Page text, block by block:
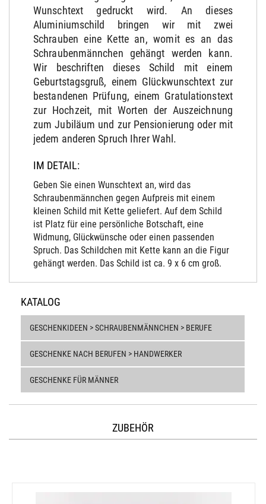
Wunschtext gedruckt wird. An dieses
Aluminiumschild bringen wir mit zwei
Schrauben eine Kette an, womit es an das
Schraubenmännchen gehängt werden kann.
Wir beschriften dieses Schild mit einem
Geburtstagsgruß, einem Glückwunschtext zur
bestandenen Prüfung, einem Gratulationstext
zur Hochzeit, mit Worten der Auszeichnung
zum Jubiläum und zur Pensionierung oder mit
jedem anderen Spruch Ihrer Wahl.
IM DETAIL:
Geben Sie einen Wunschtext an, wird das
Schraubenmännchen gegen Aufpreis mit einem
kleinen Schild mit Kette geliefert. Auf dem Schild
ist Platz für eine persönliche Botschaft, eine
Widmung, Glückwünsche oder einen passenden
Spruch. Das Schildchen mit Kette kann an die Figur
gehängt werden. Das Schild ist ca. 9 x 6 cm groß.
KATALOG
GESCHENKIDEEN > SCHRAUBENMÄNNCHEN > BERUFE
GESCHENKE NACH BERUFEN > HANDWERKER
GESCHENKE FÜR MÄNNER
ZUBEHÖR